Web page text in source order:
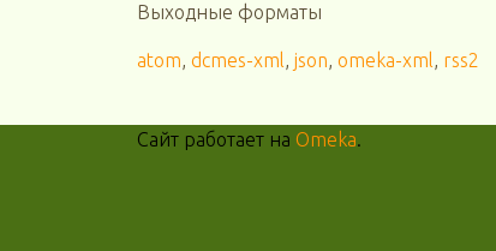
Выходные форматы
atom, dcmes-xml, json, omeka-xml, rss2
Сайт работает на Omeka.